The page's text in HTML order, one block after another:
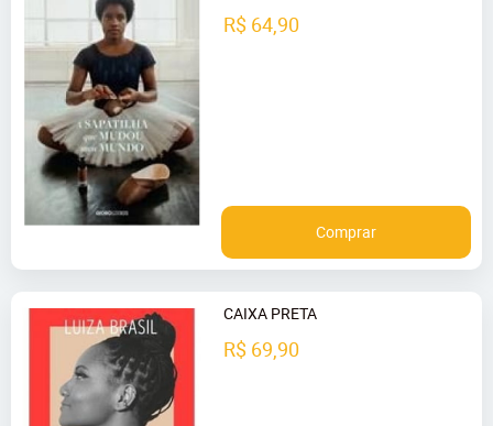
R$ 64,90
Comprar
CAIXA PRETA
R$ 69,90